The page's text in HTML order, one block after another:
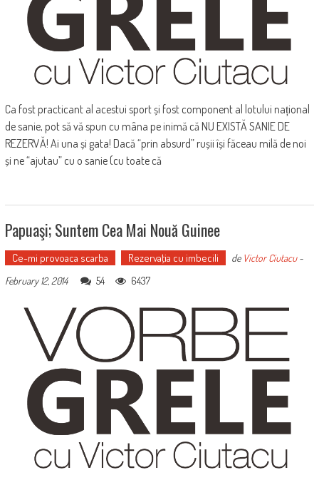
Ca fost practicant al acestui sport și fost component al lotului național
de sanie, pot să vă spun cu mâna pe inimă că NU EXISTĂ SANIE DE
REZERVĂ! Ai una și gata! Dacă “prin absurd” rușii își făceau milă de noi
și ne “ajutau” cu o sanie (cu toate că
Papuaşi; Suntem Cea Mai Nouă Guinee
Ce-mi provoaca scarba Rezervaţia cu imbecili de Victor Ciutacu-
February 12, 2014
54 6437